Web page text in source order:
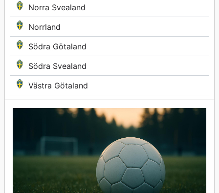
Norra Svealand
Norrland
Södra Götaland
Södra Svealand
Västra Götaland